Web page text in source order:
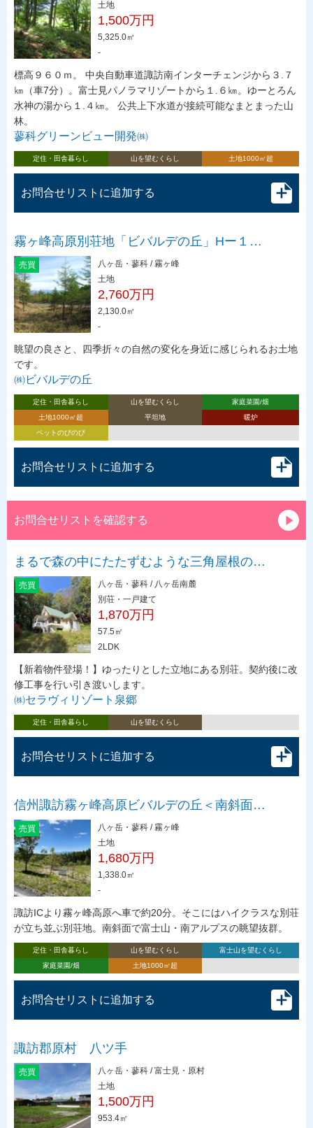
土地
1,500万円
5,325.0㎡
-
標高９６０ｍ。 中央自動車道諏訪南インターチェンジから３.７
㎞（車7分）。富士見パノラマリゾートから１.６㎞。ゆーとろん
水神の湯から１.４㎞。 公共上下水道が接続可能なまとまった山
林。
蓼科グリーンビュー開発㈱
定住・田舎暮らし 山を望むくらし 土地1000㎡超
お問合せリストに追加する
霧ヶ峰高原別荘地「ビバルデの丘」Hー１…
売買
八ヶ岳・蓼科 / 霧ヶ峰
土地
2,760万円
2,130.0㎡
-
眺望の良さと、四季折々の自然の変化を身近に感じられるお土地
です。
㈱ビバルデの丘
定住・田舎暮らし 山を望むくらし
家庭菜園/畑
土地1000㎡超
平坦地
暖炉
ペットのびのび
お問合せリストに追加する
お問合せリストを確認する
まるで森の中にたたずむような三角屋根の…
売買
八ヶ岳・蓼科 / 八ヶ岳南麓
別荘・一戸建て
1,870万円
57.5㎡
2LDK
【新着物件登場！】ゆったりとした立地にある別荘。契約後に改
修工事を行い引き渡いします。
㈱セラヴィリゾート泉郷
定住・田舎暮らし 山を望むくらし
お問合せリストに追加する
信州諏訪霧ヶ峰高原ビバルデの丘＜南斜面…
売買
八ヶ岳・蓼科 / 霧ヶ峰
土地
1,680万円
1,338.0㎡
-
諏訪ICより霧ヶ峰高原へ車で約20分。そこにはハイクラスな別荘
が立ち並ぶ別荘地。南斜面で富士山・南アルプスの眺望抜群。
定住・田舎暮らし 山を望むくらし
富士山を望むくらし
家庭菜園/畑
土地1000㎡超
お問合せリストに追加する
諏訪郡原村 八ツ手
売買
八ヶ岳・蓼科 / 富士見・原村
土地
1,500万円
953.4㎡